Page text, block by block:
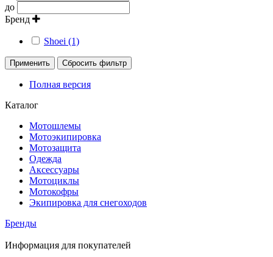
до
Бренд
Shoei (1)
Применить Сбросить фильтр
Полная версия
Каталог
Мотошлемы
Мотоэкипировка
Мотозащита
Одежда
Аксессуары
Мотоциклы
Мотокофры
Экипировка для снегоходов
Бренды
Информация для покупателей